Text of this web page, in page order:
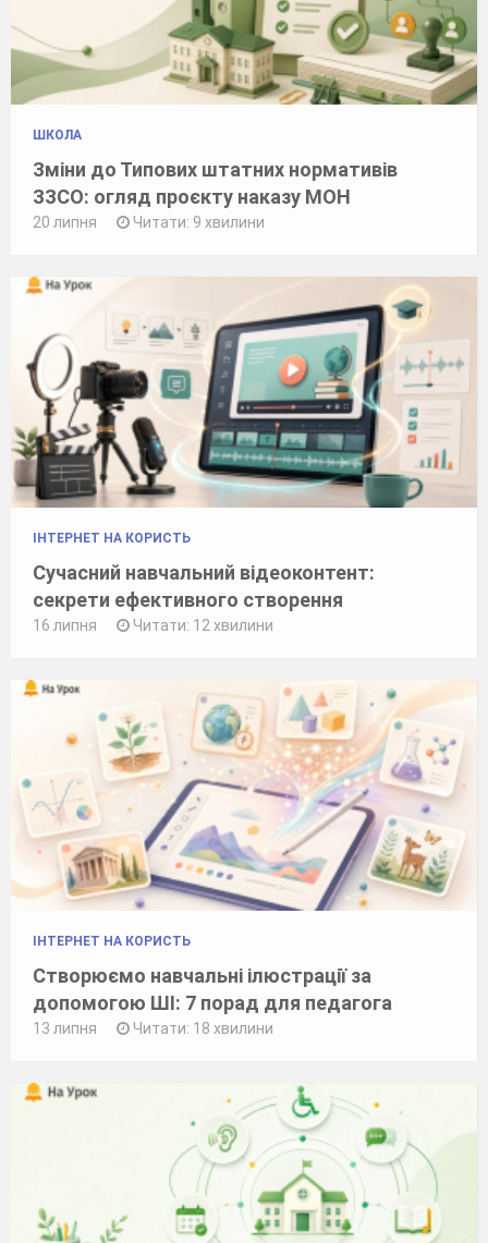
ШКОЛА
Зміни до Типових штатних нормативів
ЗЗСО: огляд проєкту наказу МОН
20 липня Читати: 9 хвилини
ІНТЕРНЕТ НА КОРИСТЬ
Сучасний навчальний відеоконтент:
секрети ефективного створення
16 липня Читати: 12 хвилини
ІНТЕРНЕТ НА КОРИСТЬ
Створюємо навчальні ілюстрації за
допомогою ШІ: 7 порад для педагога
13 липня Читати: 18 хвилини